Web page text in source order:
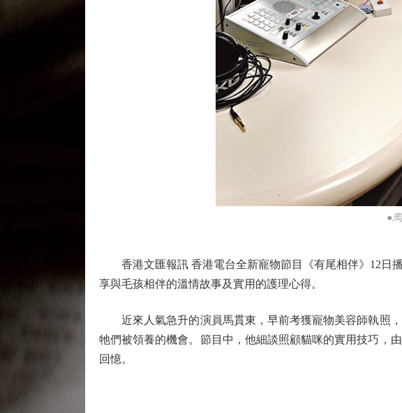
●
香港文匯報訊 香港電台全新寵物節目《有尾相伴》12日
享與毛孩相伴的溫情故事及實用的護理心得。
近來人氣急升的演員馬貫東，早前考獲寵物美容師執照，
牠們被領養的機會。節目中，他細談照顧貓咪的實用技巧，
回憶。